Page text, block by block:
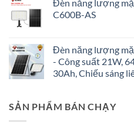
Đèn năng lượng
C600B-AS
Đèn năng lượng
- Công suất 21W,
30Ah, Chiếu sáng
SẢN PHẨM BÁN CHẠY